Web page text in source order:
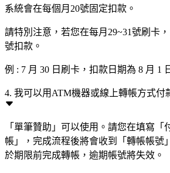
系統會在每個月20號固定扣款。
請特別注意，若您在每月29~31號刷卡
號扣款。
例 : 7 月 30 日刷卡，扣款日期為 8 月 1
4. 我可以用ATM機器或線上轉帳方式付
「單筆贊助」可以使用。請您在填寫「
帳」，完成流程後將會收到「轉帳帳號
於期限前完成轉帳，逾期帳號將失效。